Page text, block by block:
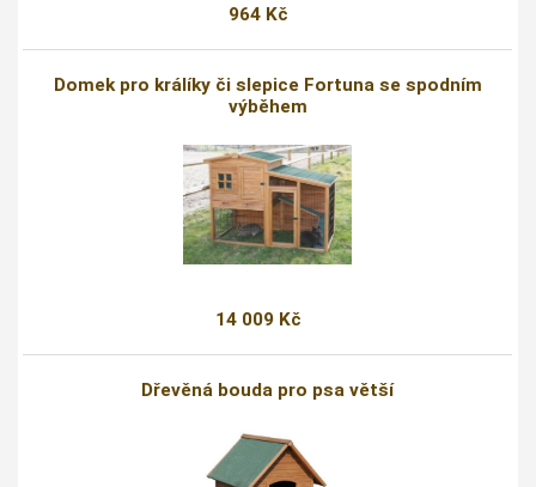
964 Kč
Domek pro králíky či slepice Fortuna se spodním
výběhem
14 009 Kč
Dřevěná bouda pro psa větší